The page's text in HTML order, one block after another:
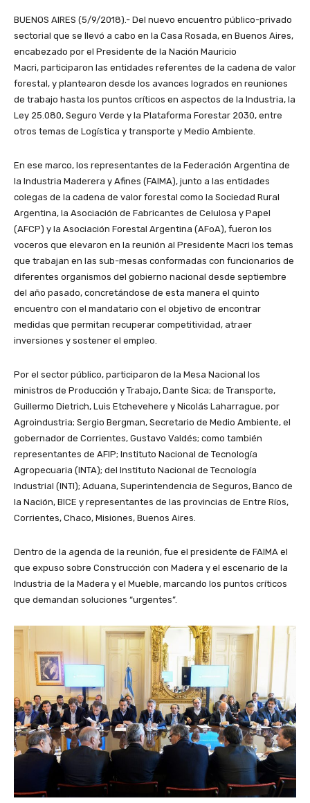
BUENOS AIRES (5/9/2018).- Del nuevo encuentro público-privado
sectorial que se llevó a cabo en la Casa Rosada, en Buenos Aires,
encabezado por el Presidente de la Nación Mauricio
Macri, participaron las entidades referentes de la cadena de valor
forestal, y plantearon desde los avances logrados en reuniones
de trabajo hasta los puntos críticos en aspectos de la Industria, la
Ley 25.080, Seguro Verde y la Plataforma Forestar 2030, entre
otros temas de Logística y transporte y Medio Ambiente.
En ese marco, los representantes de la Federación Argentina de
la Industria Maderera y Afines (FAIMA), junto a las entidades
colegas de la cadena de valor forestal como la Sociedad Rural
Argentina, la Asociación de Fabricantes de Celulosa y Papel
(AFCP) y la Asociación Forestal Argentina (AFoA), fueron los
voceros que elevaron en la reunión al Presidente Macri los temas
que trabajan en las sub-mesas conformadas con funcionarios de
diferentes organismos del gobierno nacional desde septiembre
del año pasado, concretándose de esta manera el quinto
encuentro con el mandatario con el objetivo de encontrar
medidas que permitan recuperar competitividad, atraer
inversiones y sostener el empleo.
Por el sector público, participaron de la Mesa Nacional los
ministros de Producción y Trabajo, Dante Sica; de Transporte,
Guillermo Dietrich, Luis Etchevehere y Nicolás Laharrague, por
Agroindustria; Sergio Bergman, Secretario de Medio Ambiente, el
gobernador de Corrientes, Gustavo Valdés; como también
representantes de AFIP; Instituto Nacional de Tecnología
Agropecuaria (INTA); del Instituto Nacional de Tecnología
Industrial (INTI); Aduana, Superintendencia de Seguros, Banco de
la Nación, BICE y representantes de las provincias de Entre Ríos,
Corrientes, Chaco, Misiones, Buenos Aires.
Dentro de la agenda de la reunión, fue el presidente de FAIMA el
que expuso sobre Construcción con Madera y el escenario de la
Industria de la Madera y el Mueble, marcando los puntos críticos
que demandan soluciones “urgentes”.